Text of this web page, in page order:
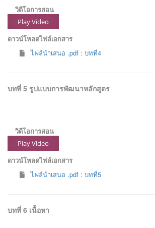
วิดีโอการสอน
Play Video
ดาวน์โหลดไฟล์เอกสาร
ไฟล์นำเสนอ .pdf : บทที่4
บทที่ 5 รูปแบบการพัฒนาหลักสูตร
วิดีโอการสอน
Play Video
ดาวน์โหลดไฟล์เอกสาร
ไฟล์นำเสนอ .pdf : บทที่5
บทที่ 6 เนื้อหา